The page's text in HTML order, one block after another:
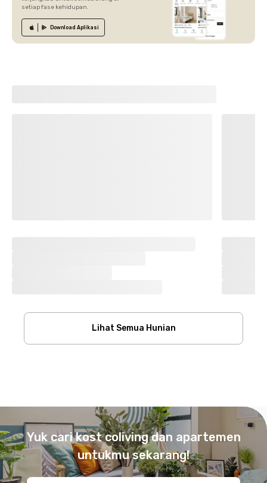
setiap fase kehidupan.
Download Aplikasi
Lihat Semua Hunian
Yuk cari kost coliving dan apartemen
untukmu sekarang!